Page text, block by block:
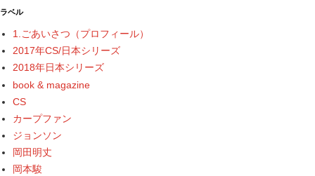
ラベル
1.ごあいさつ（プロフィール）
2017年CS/日本シリーズ
2018年日本シリーズ
book & magazine
CS
カープファン
ジョンソン
岡田明丈
岡本駿